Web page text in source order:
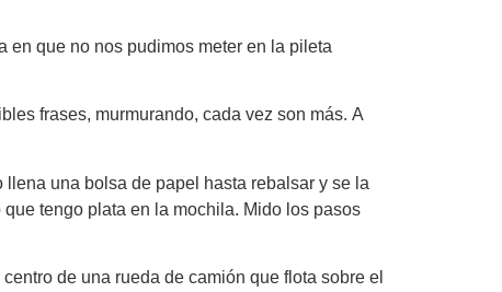
en que no nos pudimos meter en la pileta
frases, murmurando, cada vez son más. A
una bolsa de papel hasta rebalsar y se la
tengo plata en la mochila. Mido los pasos
de una rueda de camión que flota sobre el